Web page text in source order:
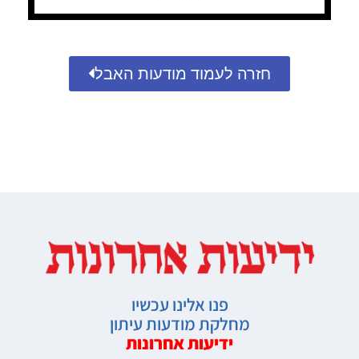
חזרה לעמוד מודעות האבל
פנו אלינו עכשיו
מחלקת מודעות עיתון
ידיעות אחרונות